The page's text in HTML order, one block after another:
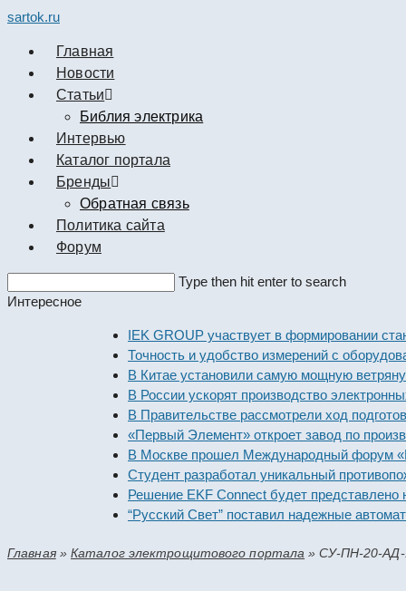
sartok.ru
Главная
Новости
Cтатьи
Библия электрика
Интервью
Каталог портала
Бренды
Обратная связь
Политика сайта
Форум
this
Type then hit enter to search
Интересное
IEK GROUP участвует в
Точность и удобство измерений с
В Китае установили самую мощную
В России ускорят производство
В Правительстве рассмотрели ход
«Первый Элемент» откроет завод по
В Москве прошел Международный
Студент разработал уникальный
Решение EKF Connect будет
“Русский Свет” поставил надежные
Главная»Каталог электрощитового портала »СУ-ПН-20-